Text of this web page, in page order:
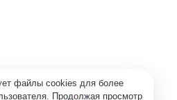
файлы cookies для более
Продолжая просмотр